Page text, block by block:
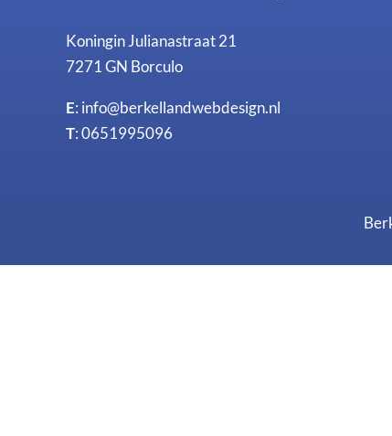
Koningin Julianastraat 21
7271 GN Borculo
E: info@berkellandwebdesign.nl
T: 0651995096